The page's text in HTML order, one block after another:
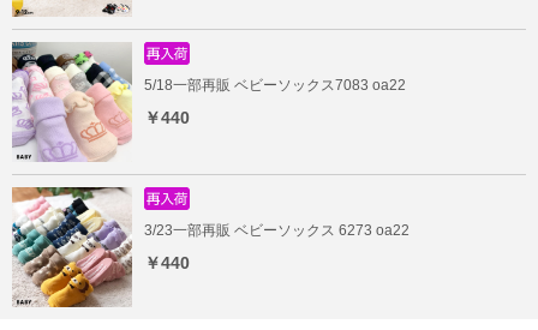
5/18一部再販 ベビーソックス7083 oa22
￥440
3/23一部再販 ベビーソックス 6273 oa22
￥440